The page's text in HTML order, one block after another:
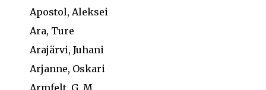
Apostol, Aleksei
Ara, Ture
Arajärvi, Juhani
Arjanne, Oskari